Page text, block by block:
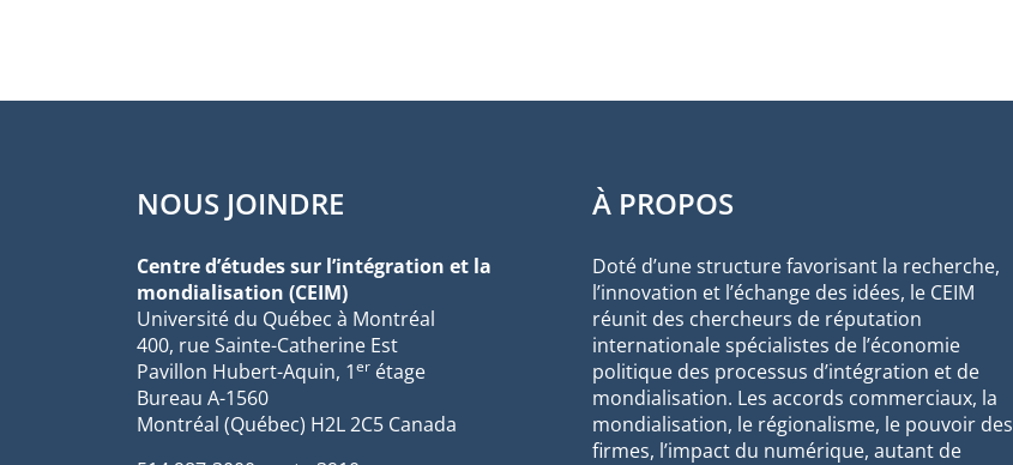
NOUS JOINDRE
Centre d’études sur l’intégration et la
mondialisation (CEIM)
Université du Québec à Montréal
400, rue Sainte-Catherine Est
Pavillon Hubert-Aquin, 1er étage
Bureau A-1560
Montréal (Québec) H2L 2C5 Canada
À PROPOS
Doté d’une structure favorisant la recherche,
l’innovation et l’échange des idées, le CEIM
réunit des chercheurs de réputation
internationale spécialistes de l’économie
politique des processus d’intégration et de
mondialisation. Les accords commerciaux, la
mondialisation, le régionalisme, le pouvoir des
firmes, l’impact du numérique, autant de